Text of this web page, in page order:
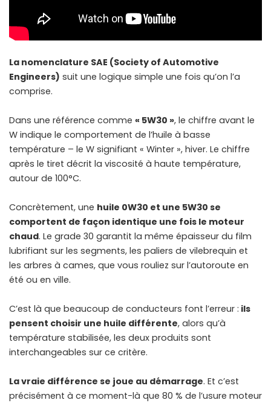
La nomenclature SAE (Society of Automotive
Engineers) suit une logique simple une fois qu’on l’a
comprise.
Dans une référence comme « 5W30 », le chiffre avant le
W indique le comportement de l’huile à basse
température – le W signifiant « Winter », hiver. Le chiffre
après le tiret décrit la viscosité à haute température,
autour de 100°C.
Concrètement, une huile 0W30 et une 5W30 se
comportent de façon identique une fois le moteur
chaud. Le grade 30 garantit la même épaisseur du film
lubrifiant sur les segments, les paliers de vilebrequin et
les arbres à cames, que vous rouliez sur l’autoroute en
été ou en ville.
C’est là que beaucoup de conducteurs font l’erreur : ils
pensent choisir une huile différente, alors qu’à
température stabilisée, les deux produits sont
interchangeables sur ce critère.
La vraie différence se joue au démarrage. Et c’est
précisément à ce moment-là que 80 % de l’usure moteur